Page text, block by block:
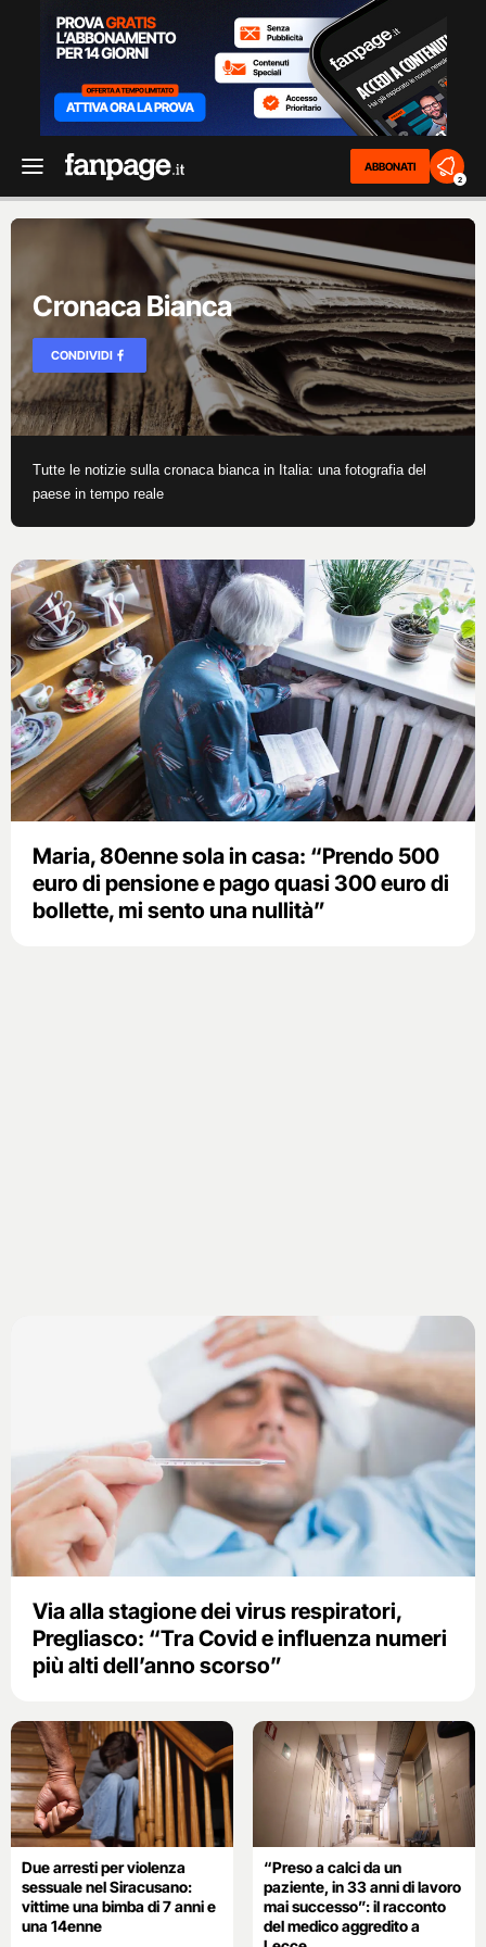
ABBONATI
2
Cronaca Bianca
CONDIVIDI
Tutte le notizie sulla cronaca bianca in Italia: una fotografia del
paese in tempo reale
Maria, 80enne sola in casa: “Prendo 500
euro di pensione e pago quasi 300 euro di
bollette, mi sento una nullità”
Via alla stagione dei virus respiratori,
Pregliasco: “Tra Covid e influenza numeri
più alti dell’anno scorso”
Due arresti per violenza
sessuale nel Siracusano:
vittime una bimba di 7 anni e
una 14enne
“Preso a calci da un
paziente, in 33 anni di lavoro
mai successo”: il racconto
del medico aggredito a